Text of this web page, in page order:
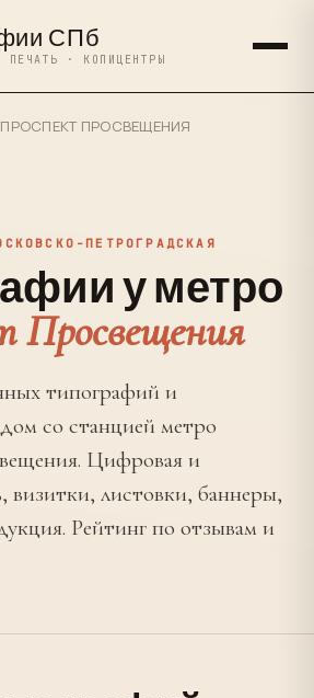
СПб
ПЕЧАТЬ · КОПИЦЕНТРЫ
ПРОСПЕКТ ПРОСВЕЩЕНИЯ
ПЕТРОГРАДСКАЯ
у метро
Просвещения
типографий и
со станцией метро
Цифровая и
визитки, листовки, баннеры,
Рейтинг по отзывам и